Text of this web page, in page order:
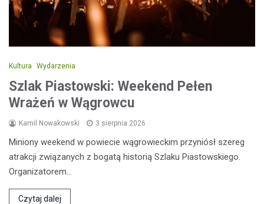
Kultura Wydarzenia
Szlak Piastowski: Weekend Pełen
Wrażeń w Wągrowcu
Kamil Nowakowski 3 sierpnia 2026
Miniony weekend w powiecie wągrowieckim przyniósł szereg
atrakcji związanych z bogatą historią Szlaku Piastowskiego.
Organizatorem…
Czytaj dalej